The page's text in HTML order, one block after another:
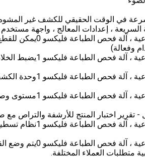
السريعة ، إعدادات المعالج ، واجهة
يمكن
وفعالة)
يضبط
وحدة
مستوى
اختبار المنتج للأرشفة والتراص
نظام
يتم وضع
متطلبات العملاء المختلفة.